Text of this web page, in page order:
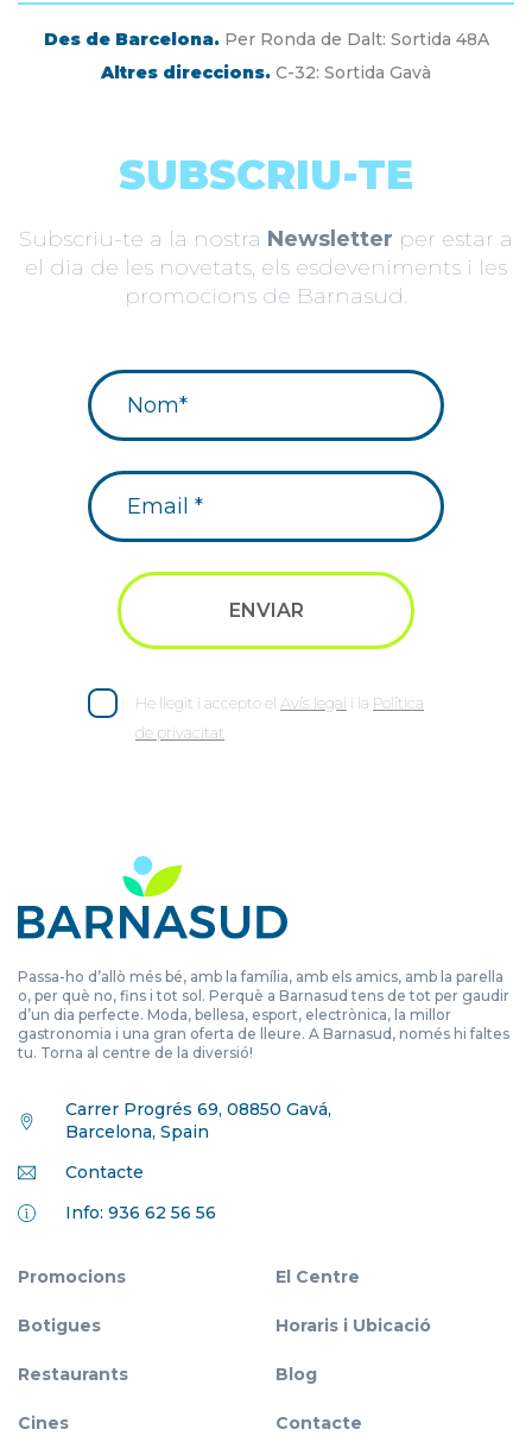
Des de Barcelona.Per Ronda de Dalt: Sortida 48A
Altres direccions. C-32: Sortida Gavà
SUBSCRIU-TE
Subscriu-te a la nostra Newsletter per estar a
el dia de les novetats, els esdeveniments i les
promocions de Barnasud.
He llegit i accepto el Avís legal i la Política
de privacitat
Passa-ho d’allò més bé, amb la família, amb els amics, amb la parella
o, per què no, fins i tot sol. Perquè a Barnasud tens de tot per gaudir
d’un dia perfecte. Moda, bellesa, esport, electrònica, la millor
gastronomia i una gran oferta de lleure. A Barnasud, només hi faltes
tu. Torna al centre de la diversió!
Carrer Progrés 69, 08850 Gavá,
Barcelona, Spain
Contacte
Info: 936 62 56 56
Promocions
Botigues
Restaurants
Cines
El Centre
Horaris i Ubicació
Blog
Contacte